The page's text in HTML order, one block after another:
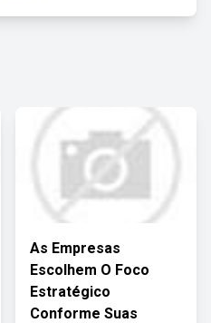
As Empresas
Escolhem O Foco
Estratégico
Conforme Suas